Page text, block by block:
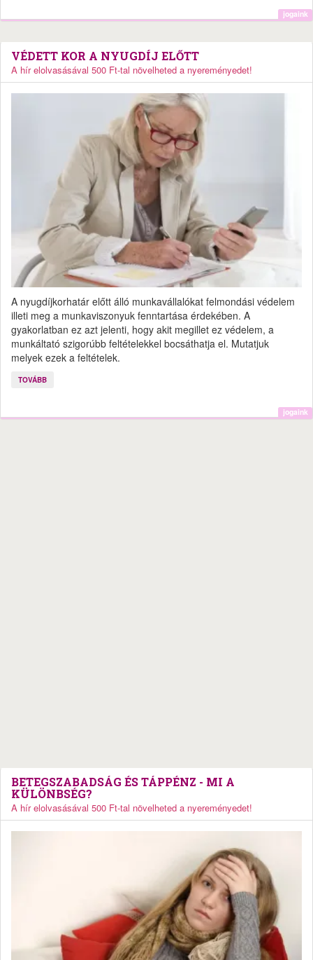
jogaink
VÉDETT KOR A NYUGDÍJ ELŐTT
A hír elolvasásával 500 Ft-tal növelheted a nyereményedet!
A nyugdíjkorhatár előtt álló munkavállalókat felmondási védelem
illeti meg a munkaviszonyuk fenntartása érdekében. A
gyakorlatban ez azt jelenti, hogy akit megillet ez védelem, a
munkáltató szigorúbb feltételekkel bocsáthatja el. Mutatjuk
melyek ezek a feltételek.
TOVÁBB
jogaink
BETEGSZABADSÁG ÉS TÁPPÉNZ - MI A
KÜLÖNBSÉG?
A hír elolvasásával 500 Ft-tal növelheted a nyereményedet!